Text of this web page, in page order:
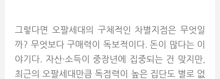
그렇다면 오팔세대의 구체적인 차별지점은 무엇일
까? 무엇보다 구매력이 독보적이다. 돈이 많다는 이
야기다. 자산·소득이 중장년에 집중되는 건 맞지만,
최근의 오팔세대만큼 독점력이 높은 집단도 별로 없